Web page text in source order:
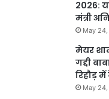
2026:
मंत्री
May
मेयर
गद्दी
रिहौड़
May